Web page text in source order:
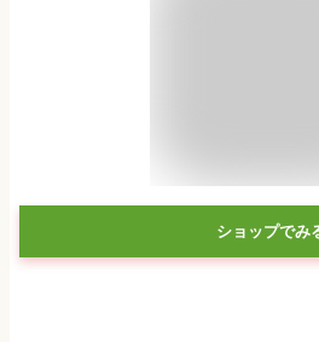
ショップでみ